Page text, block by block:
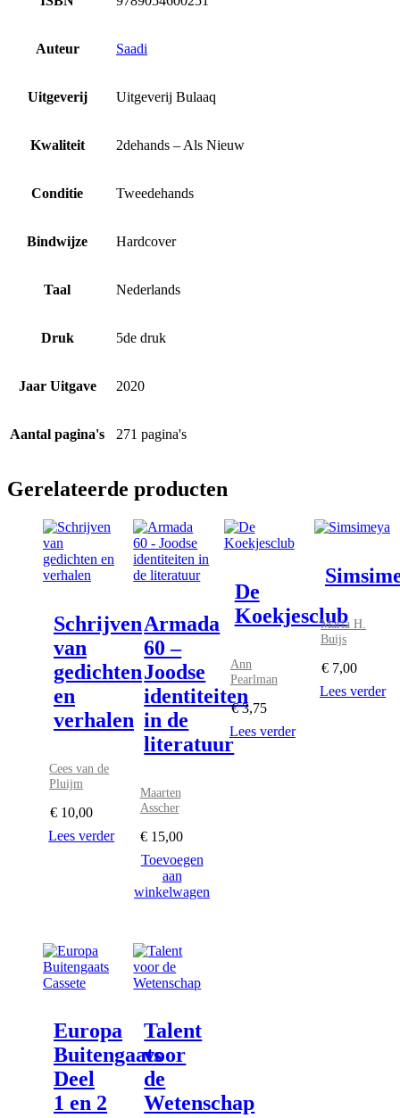
Auteur Saadi
Uitgeverij Uitgeverij Bulaaq
Kwaliteit 2dehands – Als Nieuw
Conditie Tweedehands
Bindwijze Hardcover
Taal Nederlands
Druk 5de druk
Jaar Uitgave 2020
Aantal pagina's 271 pagina's
Gerelateerde producten
Schrijven
van
gedichten
en
verhalen
Cees van de
Pluijm
€ 10,00
Lees verder
Armada
60 –
Joodse
identiteiten
in de
literatuur
Maarten
Asscher
€ 15,00
Toevoegen
aan
winkelwagen
De
Koekjesclub
Ann
Pearlman
€3,75
Lees verder
Maria H.
Buijs
€7,00
Lees verder
Europa
Buitengaats
Deel
1 en 2
Talent
voor
de
Wetenschap